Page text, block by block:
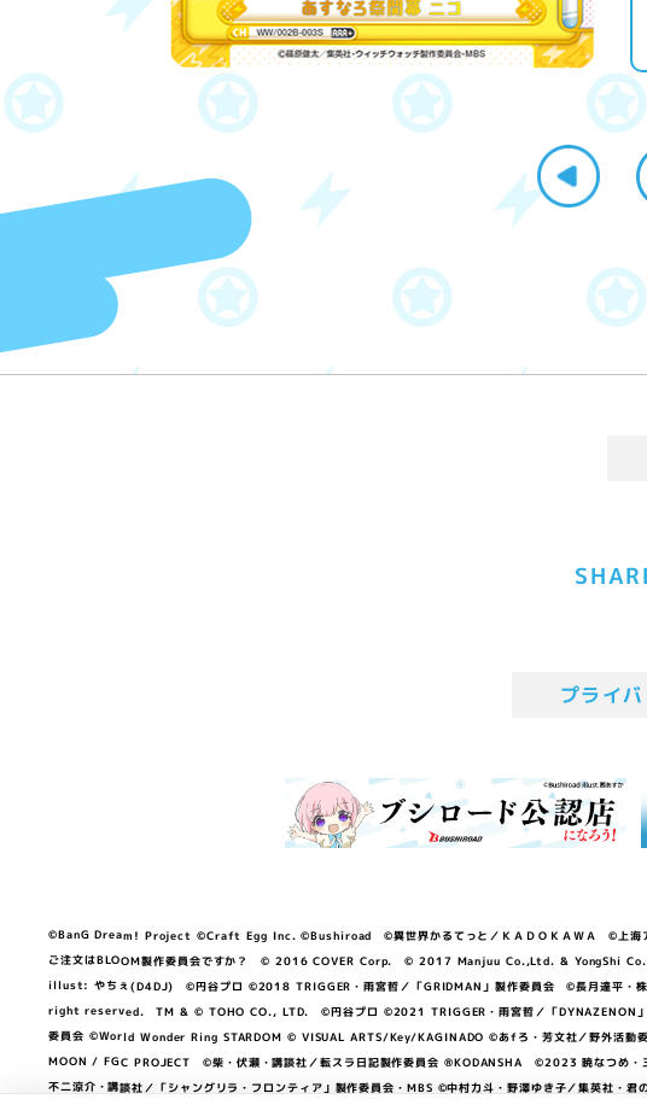
プライ
©BanG Dream! Project ©Craft Egg Inc. ©Bushiroad ©異世界かるてっと／ＫＡＤＯＫＡＷＡ ©
ご注文はBLOOM製作委員会ですか？ © 2016 COVER Corp. © 2017 Manjuu Co.,Ltd. &
illust: やちぇ(D4DJ) ©円谷プロ ©2018 TRIGGER・雨宮哲／「GRIDMAN」製作委員会 ©長月達平・株
right reserved. TM & © TOHO CO., LTD. ©円谷プロ ©2021 TRIGGER・雨宮哲／「DYNAZENON」
委員会 ©World Wonder Ring STARDOM © VISUAL ARTS/Key/KAGINADO ©あfろ・芳文社／野外活
MOON / FGC PROJECT ©柴・伏瀬・講談社／転スラ日記製作委員会 ®KODANSHA ©2023 暁なつ
不二涼介・講談社／「シャングリラ・フロンティア」製作委員会・MBS ©中村力斗・野澤ゆき子／集英社